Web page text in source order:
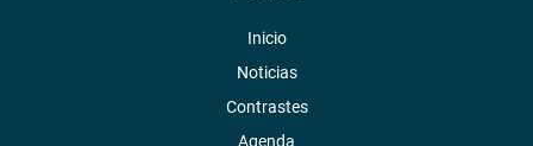
Inicio
Noticias
Contrastes
Agenda